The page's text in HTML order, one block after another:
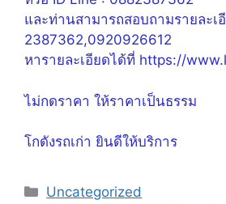
และท่านสามารถสอบถามรายละเ
2387362,0920926612
หารายละเอียดได้ที่ https://
ไม่กดราคา ให้ราคาเป็นธรรม
โกดังรถเก่า ยินดีให้บริการ
Categories
Uncategorized